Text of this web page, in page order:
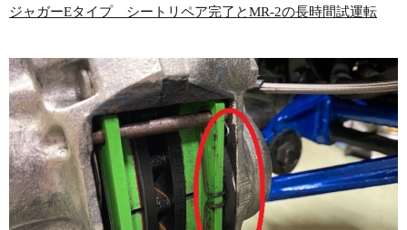
ジャガーEタイプ シートリペア完了とMR-2の長時間試運転